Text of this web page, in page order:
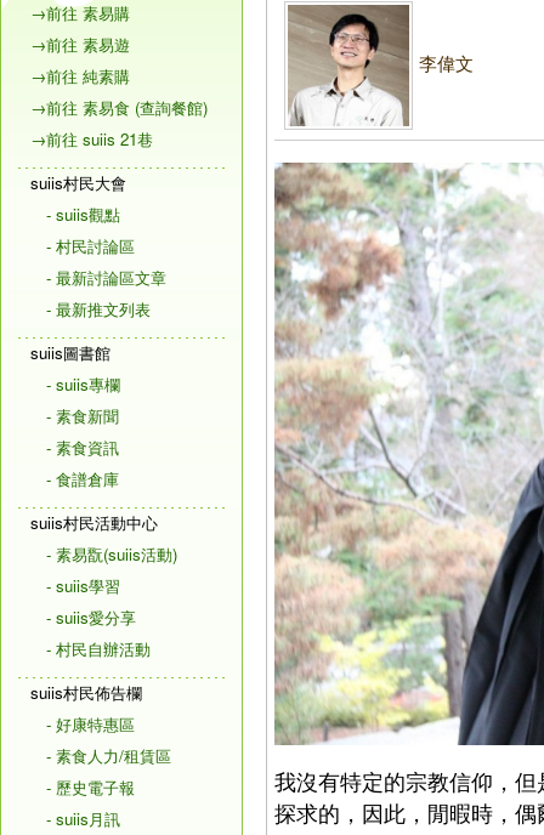
→前往 素易購
→前往 素易遊
→前往 純素購
→前往 素易食 (查詢餐館)
→前往 suiis 21巷
suiis村民大會
- suiis觀點
- 村民討論區
- 最新討論區文章
- 最新推文列表
suiis圖書館
- suiis專欄
- 素食新聞
- 素食資訊
- 食譜倉庫
suiis村民活動中心
- 素易翫(suiis活動)
- suiis學習
- suiis愛分享
- 村民自辦活動
suiis村民佈告欄
- 好康特惠區
- 素食人力/租賃區
- 歷史電子報
- suiis月訊
李偉文
我沒有特定的宗教信仰，
探求的，因此，閒暇時，